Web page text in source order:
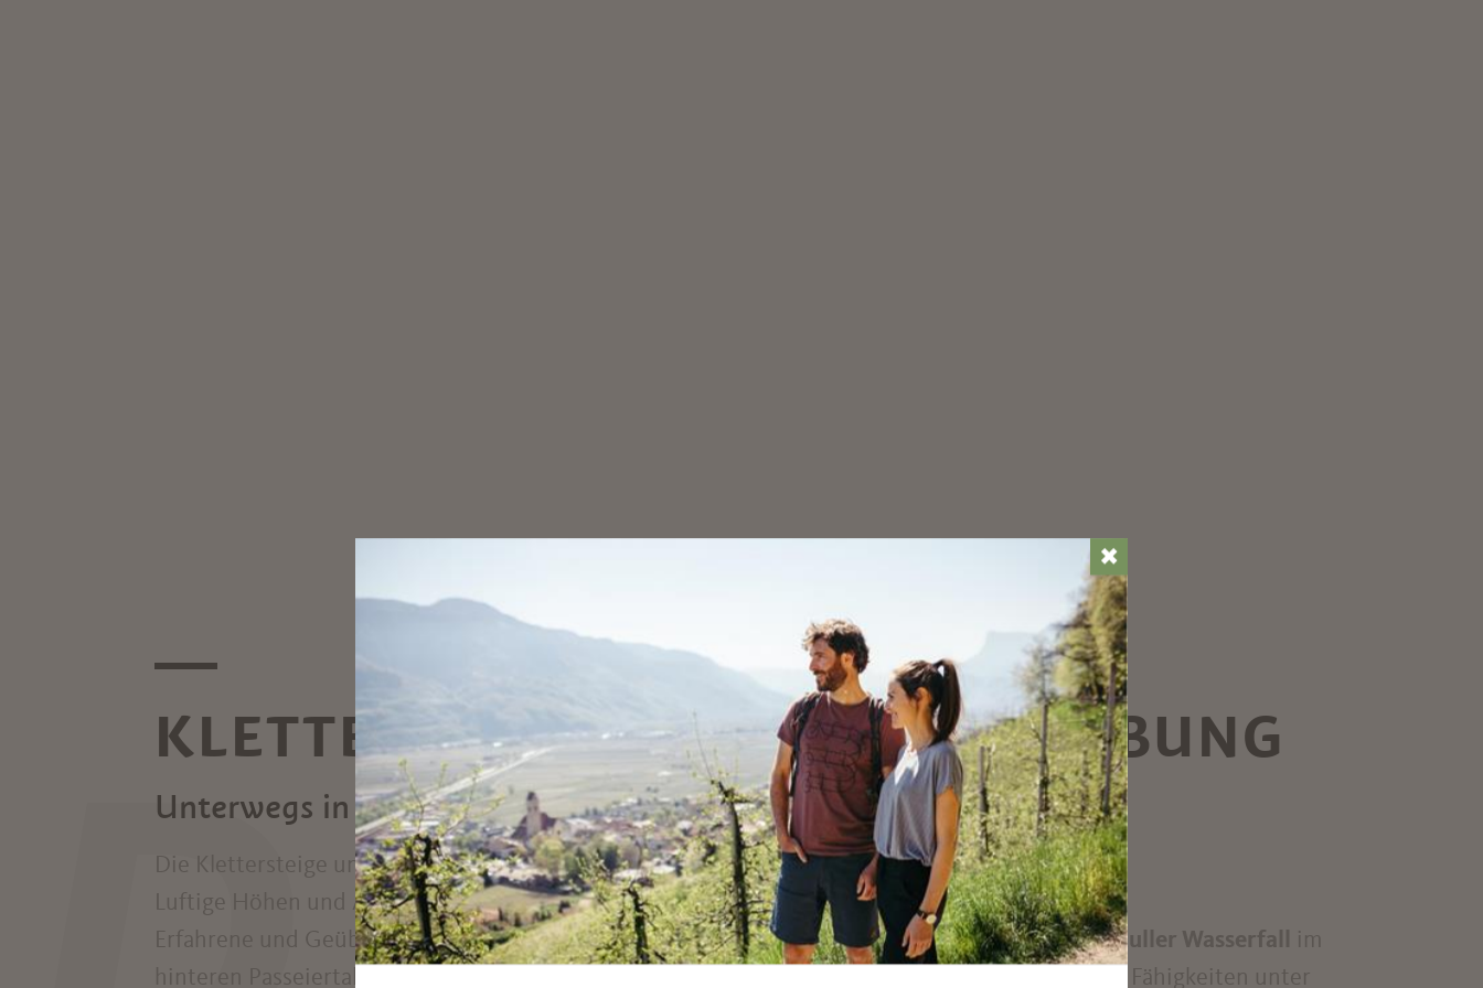
KLETTERN IN MERAN UND UMGEBUNG
Unterwegs in luftigen Höhen
Die Klettersteige und Hochseilgärten bieten spannende Erlebnisse für dieganze Familie.
Luftige Höhen und Adrenalin sorgen für unvergessliche Momente in der freien Natur.
Erfahrene und Geübte können amHeini-Holzer Klettersteigauf Meran2000, am KlettersteigStuller Wasserfall
im
hinteren Passeiertal oder an der anspruchsvollen
in Naturns ihre sportlichen Fähigkeiten unter
✖